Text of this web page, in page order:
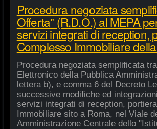
Procedura negoziata
Offerta” (R.D.O.) al MEPA
servizi integrati di reception,
Complesso Immobiliare
Procedura negoziata semplificata
Elettronico della Pubblica
lettera b), e comma 6 del Decreto
successive modifiche ed
servizi integrati di reception,
Immobiliare sito a Roma, nel Viale
Amministrazione Centrale dello